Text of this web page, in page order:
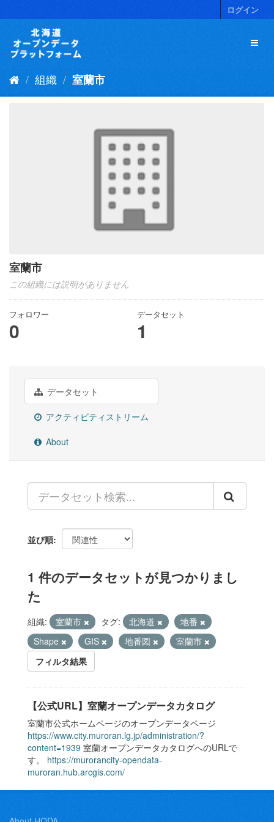
キ
ログイン
組織 室蘭市
室蘭市
この組織には説明がありません
フォロワー
0
データセット
1
データセット
アクティビティストリーム
About
並び順
1 件のデータセットが見つかりまし
た
組織: 室蘭市 タグ: 北海道
地番
Shape
GIS 地番図
室蘭市
フィルタ結果
【公式URL】室蘭オープンデータカタログ
室蘭市公式ホームページのオープンデータページ
https://www.city.muroran.lg.jp/administration/?
content=1939 室蘭オープンデータカタログへのURLで
す。 https://murorancity-opendata-
muroran.hub.arcgis.com/